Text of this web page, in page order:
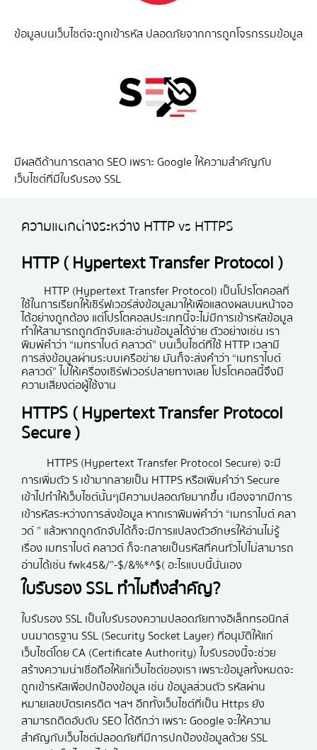
ข้อมูลบนเว็บไซต์จะถูกเข้ารหัส ปลอดภัยจากการถูกโจรกรรมข้อมูล
มีผลดีด้านการตลาด SEO เพราะ Google ให้ความสำคัญกับ
เว็บไซต์ที่มีใบรับรอง SSL
ความแตกต่างระหว่าง HTTP vs HTTPS
HTTP ( Hypertext Transfer Protocol )
HTTP (Hypertext Transfer Protocol) เป็นโปรโตคอลที่
ใช้ในการเรียกให้เซิร์ฟเวอร์ส่งข้อมูลมาให้เพื่อแสดงผลบนหน้าจอ
ได้อย่างถูกต้อง แต่โปรโตคอลประเภทนี้จะไม่มีการเข้ารหัสข้อมูล
ทำให้สามารถถูกดักจับและอ่านข้อมูลได้ง่าย ตัวอย่างเช่น เรา
พิมพ์คำว่า “เมทราไบต์ คลาวด์” บนเว็บไซต์ที่ใช้ HTTP เวลามี
การส่งข้อมูลผ่านระบบเครือข่าย มันก็จะส่งคำว่า “เมทราไบต์
คลาวด์” ไปให้เครื่องเซิร์ฟเวอร์ปลายทางเลย โปรโตคอลนี้จึงมี
ความเสี่ยงต่อผู้ใช้งาน
HTTPS ( Hypertext Transfer Protocol
Secure )
HTTPS (Hypertext Transfer Protocol Secure) จะมี
การเพิ่มตัว S เข้ามากลายเป็น HTTPS หรือเพิ่มคำว่า Secure
เข้าไปทำให้เว็บไซต์นั้นๆมีความปลอดภัยมากขึ้น เนื่องจากมีการ
เข้ารหัสระหว่างการส่งข้อมูล หากเราพิมพ์คำว่า “เมทราไบต์ คลา
วด์ ” แล้วหากถูกดักจับได้ก็จะมีการแปลงตัวอักษรให้อ่านไม่รู้
เรื่อง เมทราไบต์ คลาวด์ ก็จะกลายเป็นรหัสที่คนทั่วไปไม่สามารถ
อ่านได้เช่น fwk45&/”-$/&%*^$( อะไรแบบนี้นั่นเอง
ใบรับรอง SSL ทำไมถึงสำคัญ?
ใบรับรอง SSL เป็นใบรับรองความปลอดภัยทางอิเล็กทรอนิกส์
บนมาตรฐาน SSL (Security Socket Layer) ที่อนุมัติให้แก่
เว็บไซต์โดย CA (Certificate Authority) ใบรับรองนี้จะช่วย
สร้างความน่าเชื่อถือให้แก่เว็บไซต์ของเรา เพราะข้อมูลทั้งหมดจะ
ถูกเข้ารหัสเพื่อปกป้องข้อมูล เช่น ข้อมูลส่วนตัว รหัสผ่าน
หมายเลขบัตรเครดิต ฯลฯ อีกทั้งเว็บไซต์ที่เป็น Https ยัง
สามารถติดอับดับ SEO ได้ดีกว่า เพราะ Google จะให้ความ
สำคัญกับเว็บไซต์ปลอดภัยที่มีการปกป้องข้อมูลด้วย SSL